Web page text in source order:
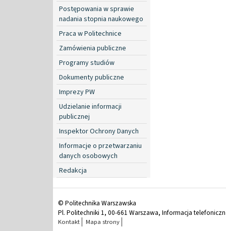
Postępowania w sprawie
nadania stopnia naukowego
Praca w Politechnice
Zamówienia publiczne
Programy studiów
Dokumenty publiczne
Imprezy PW
Udzielanie informacji
publicznej
Inspektor Ochrony Danych
Informacje o przetwarzaniu
danych osobowych
Redakcja
© Politechnika Warszawska
Pl. Politechniki 1, 00-661 Warszawa, Informacja
Kontakt Mapa strony